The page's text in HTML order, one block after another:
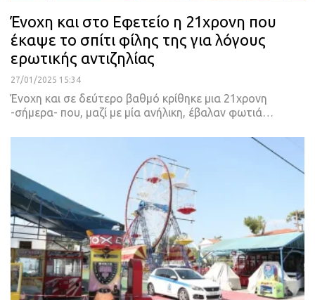
Ένοχη και στο Εφετείο η 21χρονη που
έκαψε το σπίτι φίλης της για λόγους
ερωτικής αντιζηλίας
27/01/2025 15:34
Ένοχη και σε δεύτερο βαθμό κρίθηκε μια 21χρονη
-σήμερα- που, μαζί με μία ανήλικη, έβαλαν φωτιά…